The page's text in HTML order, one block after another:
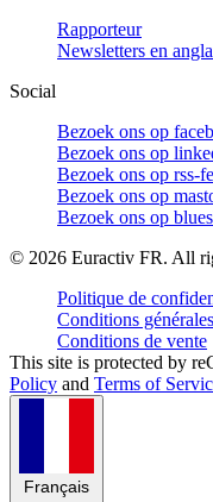
Rapporteur
Newsletters en
Social
Bezoek ons op
Bezoek ons op
Bezoek ons op rss-
Bezoek ons op
Bezoek ons op
© 2026 Euractiv FR. All
Politique de
Conditions générales
Conditions de vente
This site is protected by
Policy and Terms of
Français